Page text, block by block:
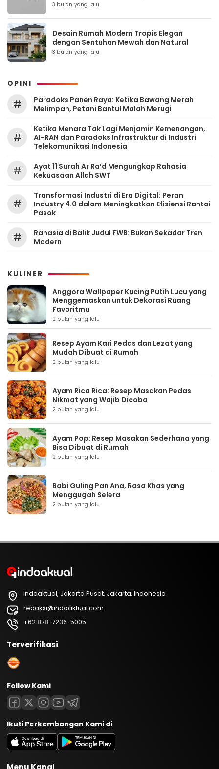
3 bulan yang lalu
Desain Rumah Modern Tropis Elegan
dengan Sentuhan Mewah dan Natural
3 bulan yang lalu
OPINI
#
Paradoks Panen Raya: Ketika Bawang Merah
Melimpah, Petani Bantul Malah Merugi
#
Ketika Menara Tak Lagi Menjamin Kemenangan,
AI-RAN dan Paradoks Infrastruktur di Industri
Telekomunikasi Indonesia
#
Ayat 11 Surah Ar Ra’d Mengungkap Rahasia
Kekuasaan Allah SWT
#
Transformasi Industri di Era Digital: Peran
Industry 4.0 dalam Meningkatkan Efisiensi Rantai
Pasok
#
Rahasia di Balik Judul FWB: Bukan Sekadar Tren
Modern
KULINER
Anggora Wallpaper Kucing Putih Lucu yang
Menggemaskan untuk Dekorasi Ruang
Favoritmu
2 bulan yang lalu
Resep Ayam Kari Pedas dan Lezat yang
Mudah Dibuat di Rumah
2 bulan yang lalu
Ayam Rica Rica: Resep Masakan Pedas
Nikmat yang Wajib Dicoba
2 bulan yang lalu
Ayam Pop: Resep Masakan Sederhana yang
Bisa Dibuat di Rumah
2 bulan yang lalu
Babi Guling Pan Ana, Rasa Khas yang
Menggugah Selera
2 bulan yang lalu
Indoaktual, Jakarta Pusat, Jakarta, Indonesia
redaksi@indoaktual.com
+62 878-7236-5005
Terverifikasi
Follow Kami
Ikuti Perkembangan Kami di
Menu Kanal